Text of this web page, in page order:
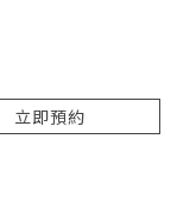
立即預約